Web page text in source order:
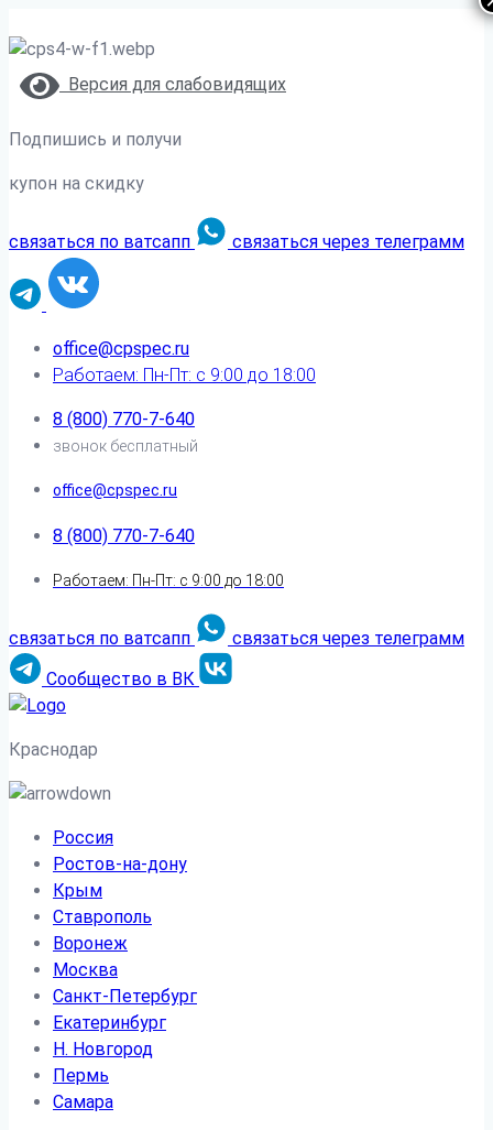
Версия для слабовидящих
Подпишись и получи
купон на скидку
связаться по ватсапп связаться через телеграмм
office@cpspec.ru
Работаем: Пн-Пт: с 9:00 до 18:00
8 (800) 770-7-640
звонок бесплатный
office@cpspec.ru
8 (800) 770-7-640
Работаем: Пн-Пт: с 9:00 до 18:00
связаться по ватсапп
связаться через телеграмм
Сообщество в ВК
Краснодар
Россия
Ростов-на-дону
Крым
Ставрополь
Воронеж
Москва
Санкт-Петербург
Екатеринбург
Н. Новгород
Пермь
Самара